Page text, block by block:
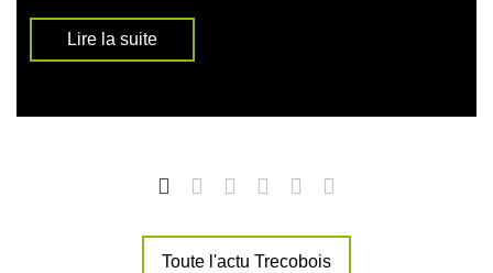
Lire la suite
Toute l'actu Trecobois